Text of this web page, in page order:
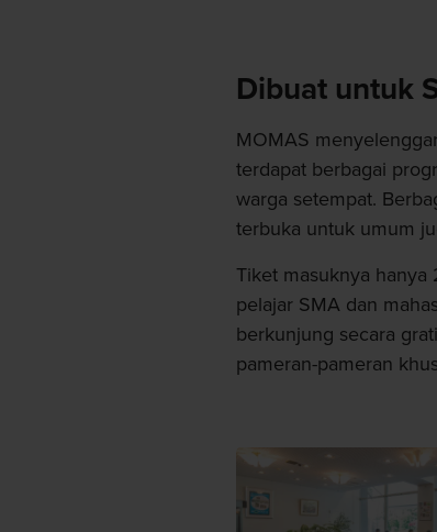
Dibuat untuk
MOMAS
terdapat berbagai
warga setempat.
terbuka untuk umum
Tiket masuknya
pelajar SMA dan
berkunjung secara
pameran-pameran